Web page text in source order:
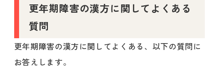
更年期障害の漢方に関してよくある
質問
更年期障害の漢方に関してよくある、以下の質問に
お答えします。